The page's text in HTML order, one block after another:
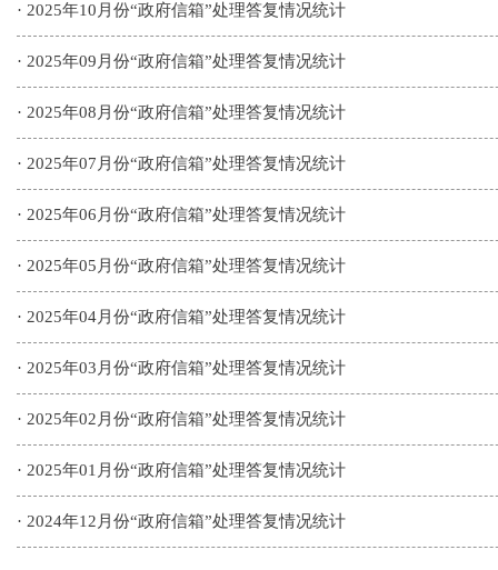
· 2025年10月份“政府信箱”处理答复情况统计
· 2025年09月份“政府信箱”处理答复情况统计
· 2025年08月份“政府信箱”处理答复情况统计
· 2025年07月份“政府信箱”处理答复情况统计
· 2025年06月份“政府信箱”处理答复情况统计
· 2025年05月份“政府信箱”处理答复情况统计
· 2025年04月份“政府信箱”处理答复情况统计
· 2025年03月份“政府信箱”处理答复情况统计
· 2025年02月份“政府信箱”处理答复情况统计
· 2025年01月份“政府信箱”处理答复情况统计
· 2024年12月份“政府信箱”处理答复情况统计